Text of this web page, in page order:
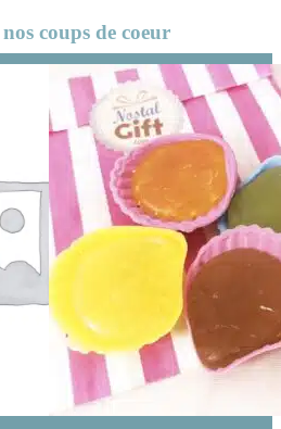
coups de coeur